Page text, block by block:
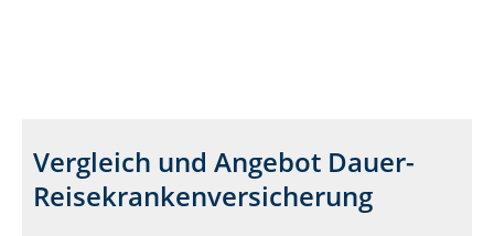
Vergleich und Angebot Dauer-
Reisekrankenversicherung